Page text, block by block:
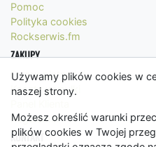
Używamy plików cookies w
naszej strony.
Możesz określić warunki
plików cookies w Twojej
Pomoc
Polityka cookies
Rockserwis.fm
ZAKUPY
Formy płatności
Koszty wysyłki
Regulamin
KONTAKT